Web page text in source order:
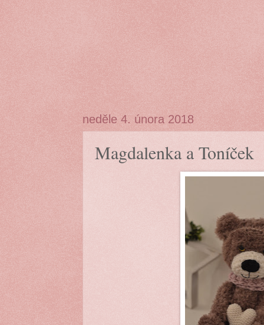
neděle 4. února 2018
Magdalenka a Toníček